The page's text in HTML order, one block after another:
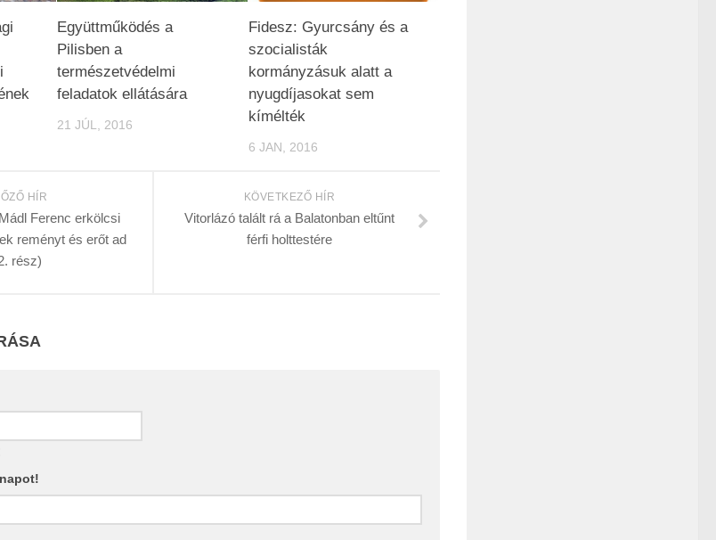
Együttműködés a
Pilisben a
természetvédelmi
feladatok ellátására
21 JÚL, 2016
Fidesz: Gyurcsány és a
szocialisták
kormányzásuk alatt a
nyugdíjasokat sem
kímélték
6 JAN, 2016
KÖVETKEZŐ HÍR
Vitorlázó talált rá a Balatonban eltűnt
férfi holttestére
HÍR
Ferenc erkölcsi
reményt és erőt ad
rész)